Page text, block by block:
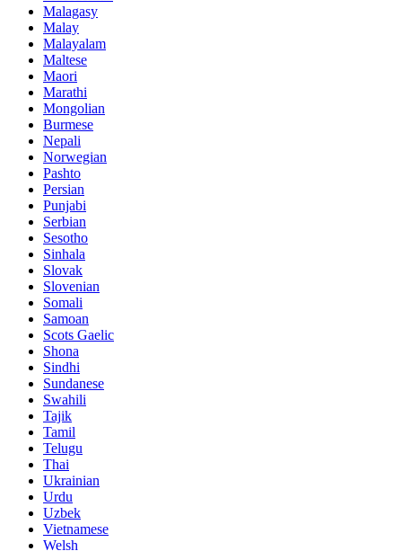
Malagasy
Malay
Malayalam
Maltese
Maori
Marathi
Mongolian
Burmese
Nepali
Norwegian
Pashto
Persian
Punjabi
Serbian
Sesotho
Sinhala
Slovak
Slovenian
Somali
Samoan
Scots Gaelic
Shona
Sindhi
Sundanese
Swahili
Tajik
Tamil
Telugu
Thai
Ukrainian
Urdu
Uzbek
Vietnamese
Welsh